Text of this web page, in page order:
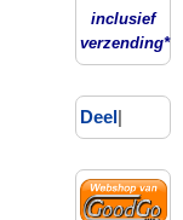
inclusief
verzending*
Deel|